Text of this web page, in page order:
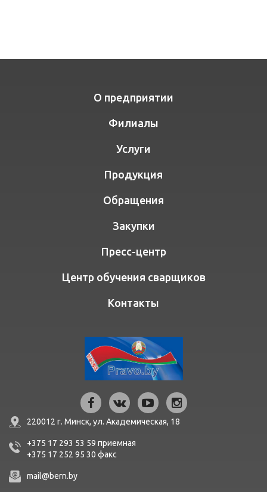
О предприятии
Филиалы
Услуги
Продукция
Обращения
Закупки
Пресс-центр
Центр обучения сварщиков
Контакты
220012 г. Минск, ул. Академическая, 18
+375 17 293 53 59 приемная
+375 17 252 95 30 факc
mail@bern.by